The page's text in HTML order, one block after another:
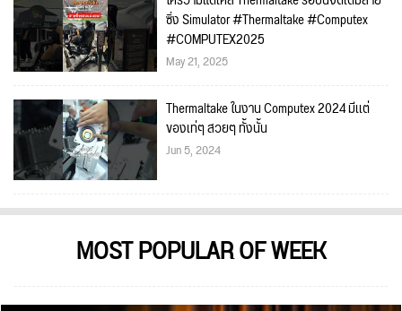
ซิ่ง Simulator #Thermaltake #Computex
#COMPUTEX2025
May 21, 2025
Thermaltake ในงาน Computex 2024 มีเเต่
ของเท่ๆ สวยๆ ทั้งนั้น
Jun 5, 2024
MOST POPULAR OF WEEK